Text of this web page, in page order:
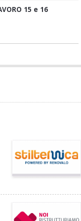
15 e 16